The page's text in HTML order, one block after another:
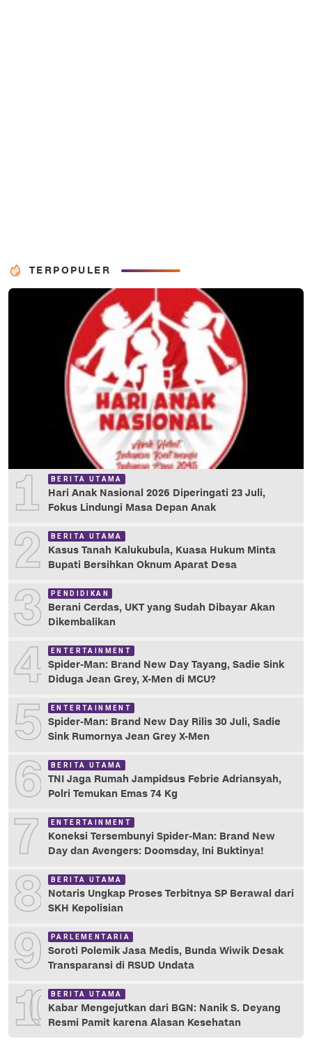
TERPOPULER
1 BERITA UTAMA
Hari Anak Nasional 2026 Diperingati 23 Juli,
Fokus Lindungi Masa Depan Anak
2 BERITA UTAMA
Kasus Tanah Kalukubula, Kuasa Hukum Minta
Bupati Bersihkan Oknum Aparat Desa
3 PENDIDIKAN
Berani Cerdas, UKT yang Sudah Dibayar Akan
Dikembalikan
4 ENTERTAINMENT
Spider-Man: Brand New Day Tayang, Sadie Sink
Diduga Jean Grey, X-Men di MCU?
5 ENTERTAINMENT
Spider-Man: Brand New Day Rilis 30 Juli, Sadie
Sink Rumornya Jean Grey X-Men
6 BERITA UTAMA
TNI Jaga Rumah Jampidsus Febrie Adriansyah,
Polri Temukan Emas 74 Kg
7 ENTERTAINMENT
Koneksi Tersembunyi Spider-Man: Brand New
Day dan Avengers: Doomsday, Ini Buktinya!
8 BERITA UTAMA
Notaris Ungkap Proses Terbitnya SP Berawal dari
SKH Kepolisian
9 PARLEMENTARIA
Soroti Polemik Jasa Medis, Bunda Wiwik Desak
Transparansi di RSUD Undata
10 BERITA UTAMA
Kabar Mengejutkan dari BGN: Nanik S. Deyang
Resmi Pamit karena Alasan Kesehatan